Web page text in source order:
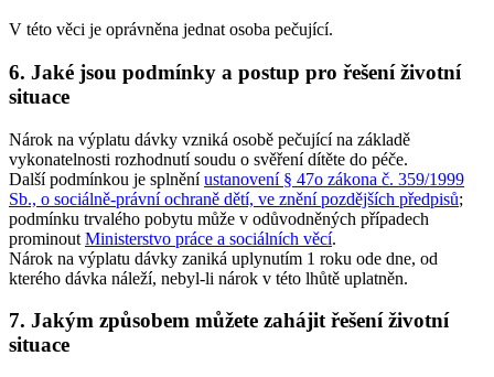
V této věci je oprávněna jednat osoba pečující.
6. Jaké jsou podmínky a postup pro řešení životní
situace
Nárok na výplatu dávky vzniká osobě pečující na základě
vykonatelnosti rozhodnutí soudu o svěření dítěte do péče.
Další podmínkou je splněníustanovení § 47o zákona č. 359/1999
Sb., o sociálně-právní ochraně dětí, ve znění pozdějších předpisů;
podmínku trvalého pobytu může v odůvodněných případech
prominout Ministerstvo práce a sociálních věcí.
Nárok na výplatu dávky zaniká uplynutím 1 roku ode dne, od
kterého dávka náleží, nebyl-li nárok v této lhůtě uplatněn.
7. Jakým způsobem můžete zahájit řešení životní
situace